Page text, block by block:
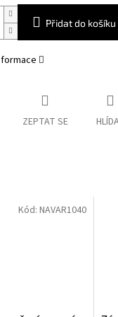
Přidat do košíku
ZEPTAT SE
Kód:NAVAR1040